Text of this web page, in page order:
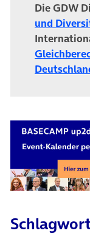
Die GDW
und